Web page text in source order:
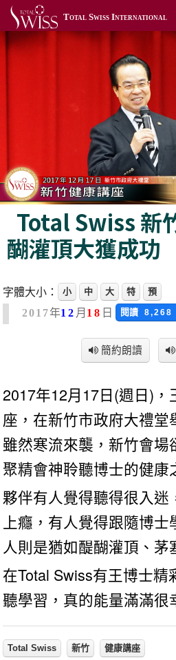
Total Swiss International
關於我們
利保肝藥局
全球據點
聯絡我們
全球網站
會員專區
Total Swiss 新
醐灌頂大獲成功
字體大小： 小 中 大 特 預
2017年12 月 18 日 閱讀 8,268
簡約朗讀
2017年12月17日(週日)
座，在新竹市政府大禮堂
雖然寒流來襲，新竹會場
聚精會神聆聽博士的健康
夥伴有人覺得聽得很入迷
上癮，有人覺得跟隨博
人則是猶如醍醐灌頂、茅
在Total Swiss有王博士
聽學習，真的能量滿滿很
Total Swiss 新竹 健康講座